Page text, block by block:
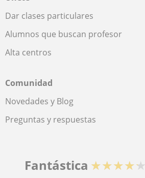
Dar clases particulares
Alumnos que buscan profesor
Alta centros
Comunidad
Novedades y Blog
Preguntas y respuestas
Fantástica ★★★★★